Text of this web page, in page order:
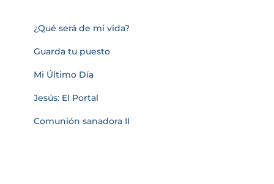
¿Qué será de mi vida?
Guarda tu puesto
Mi Último Día
Jesús: El Portal
Comunión sanadora II